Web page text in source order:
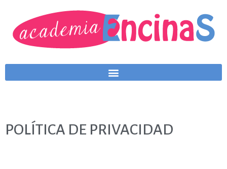
POLÍTICA DE PRIVACIDAD